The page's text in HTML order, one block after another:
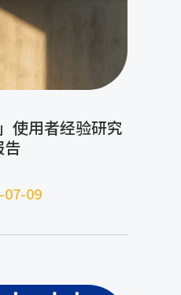
使用者经验研究
告
07-09